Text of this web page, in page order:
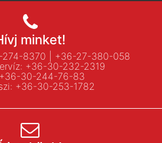
minket!
8370
+36-27-380-058
+36-30-232-2319
+36-30-244-76-83
+36-30-253-1782